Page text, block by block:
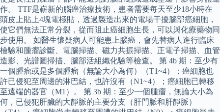
作。 TTF是嶄新的腦癌治療技術，患者需要每天至少18小時在
頭皮上貼上4塊電極貼，透過製造出來的電場干擾腦部癌細胞，
使它們無法正常分裂，從而阻止癌細胞生長，可以與化療藥物同
步使用。 如醫生懷疑病人可能患上腦癌，會先替病人進行臨床
檢驗和腫瘤診斷、電腦掃描、磁力共振掃描、正電子掃描、血管
造影、光譜圖掃描、腦部活組織化驗等檢查。 第 4b 期：至少有
一個腫瘤或是多個腫瘤（無論大小為何）（T1~4）；癌細胞也
許已侵犯至周邊的淋巴結，也許沒有（N1~4）；癌細胞已轉移
至遠端的器官（M1）。 第 3b 期：至少一個腫瘤，無論大小為
何，已侵犯肝臟的大靜脈的主要分支（肝門脈和肝靜脈）